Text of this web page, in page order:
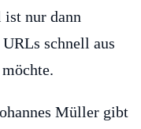
ist nur dann
schnell aus
Müller gibt